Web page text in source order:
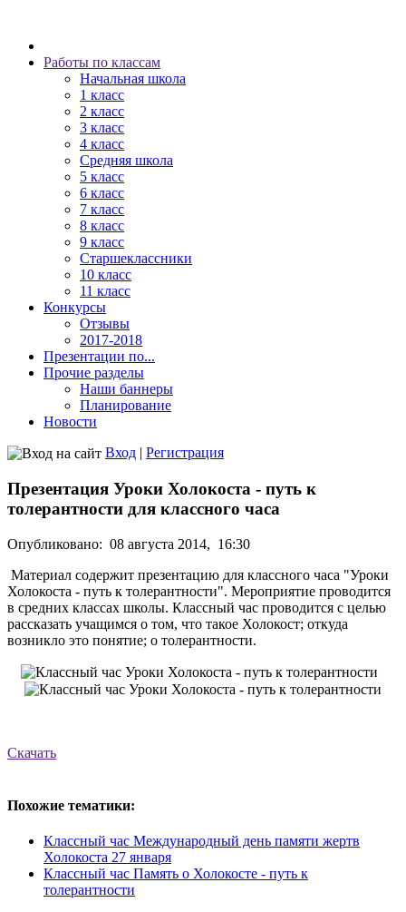
Работы по классам
Начальная школа
1 класс
2 класс
3 класс
4 класс
Средняя школа
5 класс
6 класс
7 класс
8 класс
9 класс
Старшеклассники
10 класс
11 класс
Конкурсы
Отзывы
2017-2018
Презентации по...
Прочие разделы
Наши баннеры
Планирование
Новости
Вход | Регистрация
Презентация Уроки Холокоста - путь к
толерантности для классного часа
Опубликовано: 08 августа 2014, 16:30
Материал содержит презентацию для классного часа "Уроки
Холокоста - путь к толерантности". Мероприятие проводится
в средних классах школы. Классный час проводится с целью
рассказать учащимся о том, что такое Холокост; откуда
возникло это понятие; о толерантности.
Скачать
Похожие тематики:
Классный час Международный день памяти жертв
Холокоста 27 января
Классный час Память о Холокосте - путь к
толерантности